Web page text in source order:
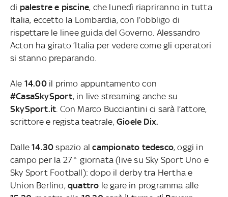
di palestre e piscine, che lunedì riapriranno in tutta
Italia, eccetto la Lombardia, con l’obbligo di
rispettare le linee guida del Governo. Alessandro
Acton ha girato ’Italia per vedere come gli operatori
si stanno preparando.
Ale 14.00il primo appuntamento con
#CasaSkySport, in live streaming anche su
SkySport.it . Con Marco Bucciantini ci sarà l’attore,
scrittore e regista teatrale, Gioele Dix.
Dalle14.30 spazio alcampionato tedesco, oggi in
campo per la 27^ giornata (live su Sky Sport Uno e
Sky Sport Football): dopo il derby tra Hertha e
Union Berlino, quattro le gare in programma alle